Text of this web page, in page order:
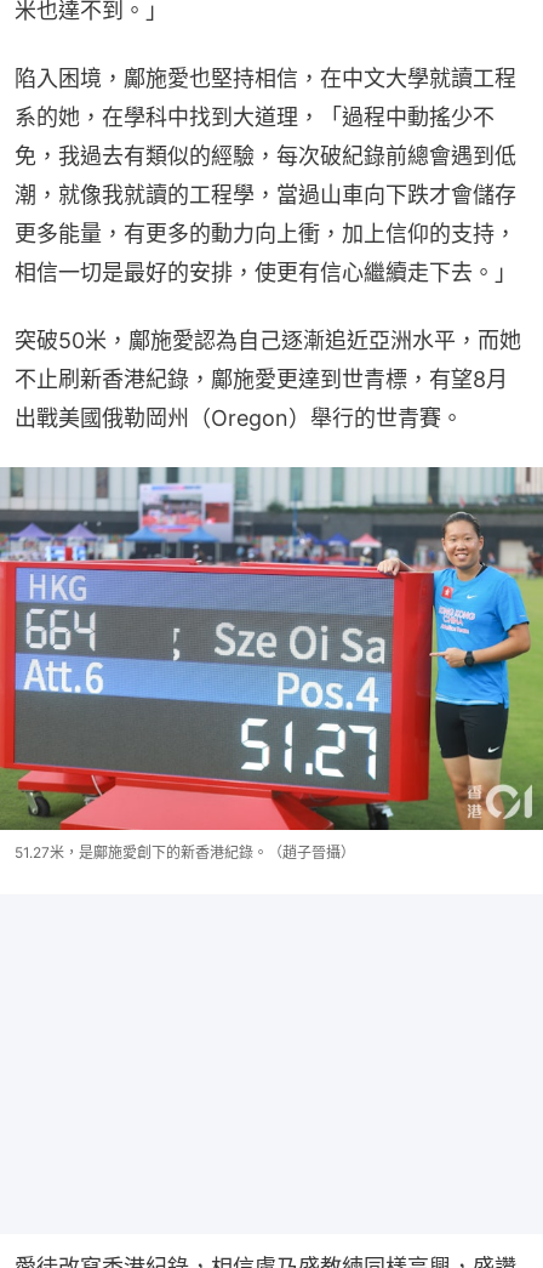
米也達不到。」
陷入困境，鄺施愛也堅持相信，在中文大學就讀工程
系的她，在學科中找到大道理，「過程中動搖少不
免，我過去有類似的經驗，每次破紀錄前總會遇到低
潮，就像我就讀的工程學，當過山車向下跌才會儲存
更多能量，有更多的動力向上衝，加上信仰的支持，
相信一切是最好的安排，使更有信心繼續走下去。」
突破50米，鄺施愛認為自己逐漸追近亞洲水平，而她
不止刷新香港紀錄，鄺施愛更達到世青標，有望8月
出戰美國俄勒岡州（Oregon）舉行的世青賽。
51.27米，是鄺施愛創下的新香港紀錄。（趙子晉攝）